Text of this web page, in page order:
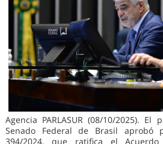
Agencia PARLASUR (08/10/2025).
Senado Federal de Brasil aprobó
394/2024, que ratifica el Acuerdo